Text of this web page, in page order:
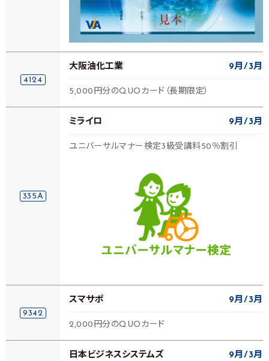
4124
大阪油化工業 9月 3月
5,000円分のQUOカード（長期限定）
335A
ミライロ 9月 3月
ユニバーサルマナー検定3級受講料50％割引
9342
スマサポ 9月 3月
2,000円分のQUOカード
日本ビジネスシステムズ 9月 3月